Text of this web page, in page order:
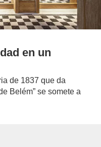
en un
de 1837 que da
Belém” se somete a